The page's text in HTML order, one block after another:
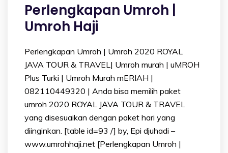
Perlengkapan Umroh |
Umroh Haji
Perlengkapan Umroh | Umroh 2020 ROYAL
JAVA TOUR & TRAVEL| Umroh murah | uMROH
Plus Turki | Umroh Murah mERIAH |
082110449320 | Anda bisa memilih paket
umroh 2020 ROYAL JAVA TOUR & TRAVEL
yang disesuaikan dengan paket hari yang
diinginkan. [table id=93 /] by, Epi djuhadi –
www.umrohhaji.net [Perlengkapan Umroh |